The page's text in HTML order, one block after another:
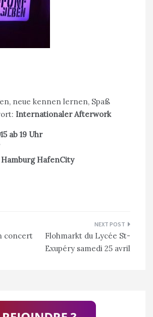
neue kennen lernen, Spaß
Internationaler Afterwork
ab 19 Uhr
Hamburg HafenCity
concert
Flohmarkt du Lycée St-
Exupéry samedi 25 avril